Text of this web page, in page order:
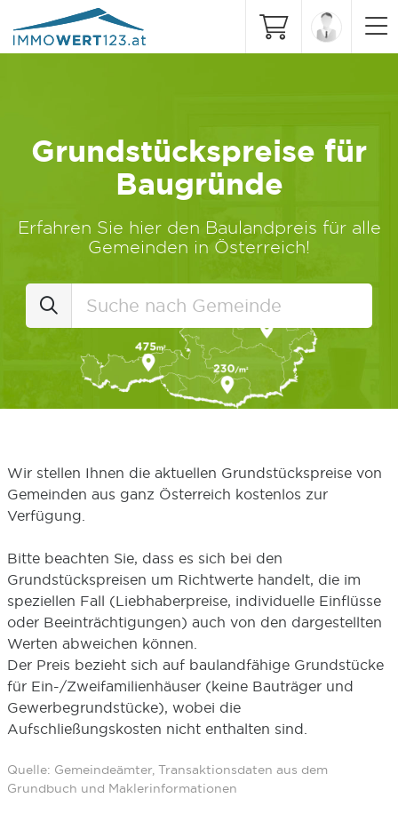
Grundstückspreise für
Baugründe
Erfahren Sie hier den Baulandpreis für alle
Gemeinden in Österreich!
Wir stellen Ihnen die aktuellen Grundstückspreise von
Gemeinden aus ganz Österreich kostenlos zur
Verfügung.
Bitte beachten Sie, dass es sich bei den
Grundstückspreisen um Richtwerte handelt, die im
speziellen Fall (Liebhaberpreise, individuelle Einflüsse
oder Beeinträchtigungen) auch von den dargestellten
Werten abweichen können.
Der Preis bezieht sich auf baulandfähige Grundstücke
für Ein-/Zweifamilienhäuser (keine Bauträger und
Gewerbegrundstücke), wobei die
Aufschließungskosten nicht enthalten sind.
Quelle: Gemeindeämter, Transaktionsdaten aus dem
Grundbuch und Maklerinformationen